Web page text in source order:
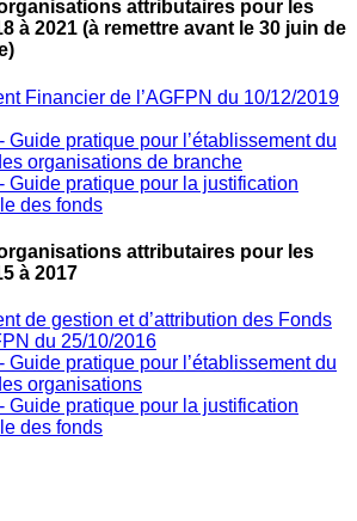
attributaires pour les
à 2021 (à remettre avant le 30 juin de
Financier de l’AGFPN du 10/12/2019
Guide pratique pour l’établissement du
organisations de branche
Guide pratique pour la justification
des fonds
attributaires pour les
à 2017
de gestion et d’attribution des Fonds
du 25/10/2016
Guide pratique pour l’établissement du
organisations
Guide pratique pour la justification
des fonds